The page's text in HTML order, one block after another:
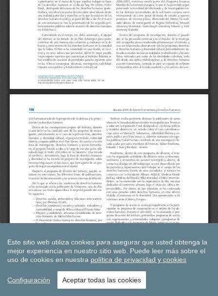
Este sitio web utiliza cookies para asegurar que usted obtenga la
mejor experiencia en nuestro sitio web. Puede leer más sobre el
uso de cookies en nuestra política de privacidad y cookies
Configuración Aceptar todas las cookies